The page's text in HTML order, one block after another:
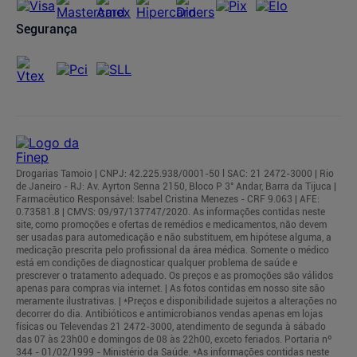
Segurança
Drogarias Tamoio | CNPJ: 42.225.938/0001-50 l SAC: 21 2472-3000 | Rio
de Janeiro - RJ: Av. Ayrton Senna 2150, Bloco P 3° Andar, Barra da Tijuca |
Farmacêutico Responsável: Isabel Cristina Menezes - CRF 9.063 | AFE:
0.73581.8 | CMVS: 09/97/137747/2020. As informações contidas neste
site, como promoções e ofertas de remédios e medicamentos, não devem
ser usadas para automedicação e não substituem, em hipótese alguma, a
medicação prescrita pelo profissional da área médica. Somente o médico
está em condições de diagnosticar qualquer problema de saúde e
prescrever o tratamento adequado. Os preços e as promoções são válidos
apenas para compras via internet. | As fotos contidas em nosso site são
meramente ilustrativas. | *Preços e disponibilidade sujeitos a alterações no
decorrer do dia. Antibióticos e antimicrobianos vendas apenas em lojas
físicas ou Televendas 21 2472-3000, atendimento de segunda à sábado
das 07 às 23h00 e domingos de 08 às 22h00, exceto feriados. Portaria nº
344 - 01/02/1999 - Ministério da Saúde. *As informações contidas neste